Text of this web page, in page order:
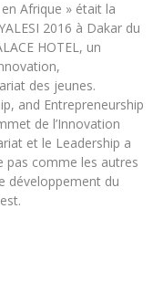
Afrique » était la
2016 à Dakar du
HOTEL, un
des jeunes.
and Entrepreneurship
de l’Innovation
et le Leadership a
pas comme les autres
développement du